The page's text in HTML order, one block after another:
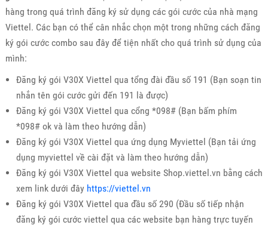
hàng trong quá trình đăng ký sử dụng các gói cước của nhà mạng
Viettel. Các bạn có thể cân nhắc chọn một trong những cách đăng
ký gói cước combo sau đây để tiện nhất cho quá trình sử dụng của
mình:
Đăng ký gói V30X Viettel qua tổng đài đầu số 191 (Bạn soạn tin
nhắn tên gói cước gửi đến 191 là được)
Đăng ký gói V30X Viettel qua cổng *098# (Bạn bấm phím
*098# ok và làm theo hướng dẫn)
Đăng ký gói V30X Viettel qua ứng dụng Myviettel (Bạn tải ứng
dụng myviettel về cài đặt và làm theo hướng dẫn)
Đăng ký gói V30X Viettel qua website Shop.viettel.vn bằng cách
xem link dưới đây https://viettel.vn
Đăng ký gói V30X Viettel qua đầu số 290 (Đầu số tiếp nhận
đăng ký gói cước viettel qua các website bạn hàng trực tuyến